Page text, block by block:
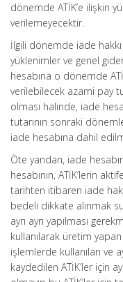
dönemde ATİK’e ilişkin
verilemeyecektir.
İlgili dönemde iade
yüklenimler ve genel
hesabına o dönemde
verilebilecek azami pay
olması halinde, iade
tutarının sonraki
iade hesabına dahil
Öte yandan, iade
hesabının, ATİK’lerin
tarihten itibaren iade
bedeli dikkate alınmak
ayrı ayrı yapılması
kullanılarak üretim
işlemlerde kullanılan ve
kaydedilen ATİK’ler için